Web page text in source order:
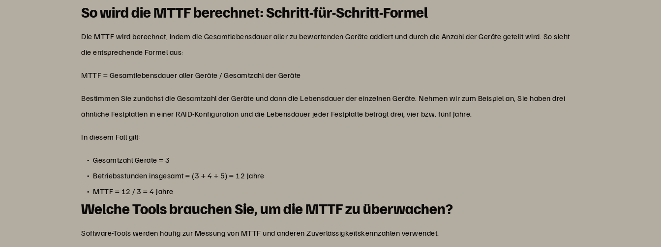
So wird die MTTF berechnet: Schritt-für-Schritt-Formel
Die MTTF wird berechnet, indem die Gesamtlebensdauer aller zu bewertenden Geräte addiert und durch die Anzahl der Geräte geteilt wird. So sieht
die entsprechende Formel aus:
MTTF = Gesamtlebensdauer aller Geräte / Gesamtzahl der Geräte
Bestimmen Sie zunächst die Gesamtzahl der Geräte und dann die Lebensdauer der einzelnen Geräte. Nehmen wir zum Beispiel an, Sie haben drei
ähnliche Festplatten in einer RAID-Konfiguration und die Lebensdauer jeder Festplatte beträgt drei, vier bzw. fünf Jahre.
In diesem Fall gilt:
Gesamtzahl Geräte = 3
Betriebsstunden insgesamt = (3 + 4 + 5) = 12 Jahre
MTTF = 12 / 3 = 4 Jahre
Welche Tools brauchen Sie, um die MTTF zu überwachen?
Software-Tools werden häufig zur Messung von MTTF und anderen Zuverlässigkeitskennzahlen verwendet.